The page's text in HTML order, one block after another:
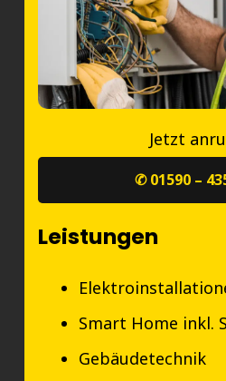
Jetzt
✆ 01590 –
Leistungen
Smart Home inkl.
Gebäudetechnik